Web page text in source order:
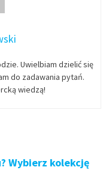
Uwielbiam dzielić się
do zadawania pytań.
wiedzą!
Wybierz kolekcję